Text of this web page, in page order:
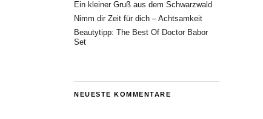
Ein kleiner Gruß aus dem Schwarzwald
Nimm dir Zeit für dich – Achtsamkeit
Beautytipp: The Best Of Doctor Babor
Set
NEUESTE KOMMENTARE